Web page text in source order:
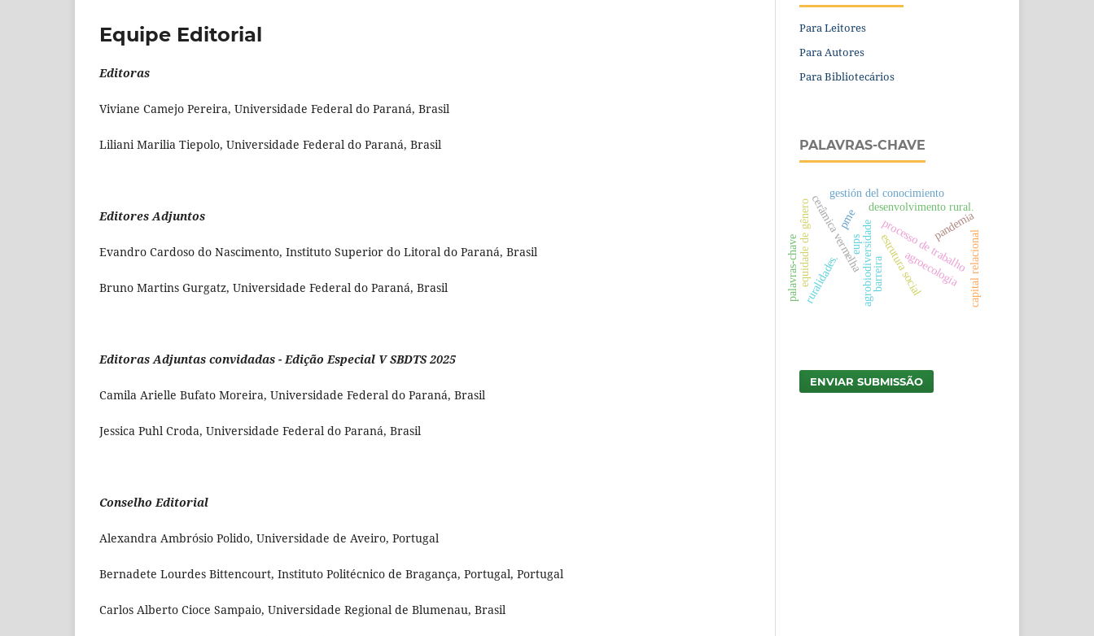
Equipe Editorial
Editoras
Viviane Camejo Pereira, Universidade Federal do Paraná, Brasil
Liliani Marilia Tiepolo, Universidade Federal do Paraná, Brasil
Editores Adjuntos
Evandro Cardoso do Nascimento, Instituto Superior do Litoral do Paraná, Brasil
Bruno Martins Gurgatz, Universidade Federal do Paraná, Brasil
Editoras Adjuntas convidadas - Edição Especial V SBDTS 2025
Camila Arielle Bufato Moreira, Universidade Federal do Paraná, Brasil
Jessica Puhl Croda, Universidade Federal do Paraná, Brasil
Conselho Editorial
Alexandra Ambrósio Polido, Universidade de Aveiro, Portugal
Bernadete Lourdes Bittencourt, Instituto Politécnico de Bragança, Portugal, Portugal
Carlos Alberto Cioce Sampaio, Universidade Regional de Blumenau, Brasil
Para Leitores
Para Autores
Para Bibliotecários
PALAVRAS-CHAVE
agrobiodiversidade
desenvolvimento rural.
processo de trabalho
cerâmica vermelha
equidade de gênero pme
barreiraestrutura social capital relacional
agroecologia
pandemia
ruralidades.
eups
palavras-chave
gestión del conocimiento
ENVIAR SUBMISSÃO